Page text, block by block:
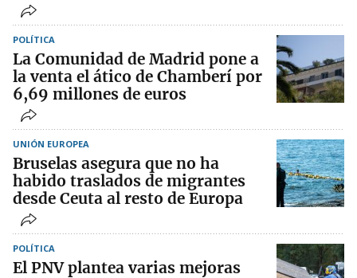
POLÍTICA
La Comunidad de Madrid pone a
la venta el ático de Chamberí por
6,69 millones de euros
UNIÓN EUROPEA
Bruselas asegura que no ha
habido traslados de migrantes
desde Ceuta al resto de Europa
POLÍTICA
El PNV plantea varias mejoras